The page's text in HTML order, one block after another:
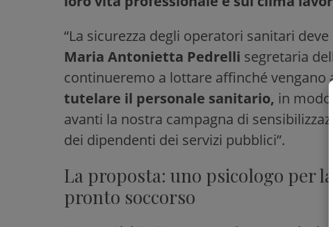
“La sicurezza degli operatori sanitari
Maria Antonietta Pedrelli segretaria
continueremo a lottare affinché
tutelare il personale sanitario, in
avanti la nostra campagna di
dei dipendenti dei servizi pubblici”.
La proposta: uno psicologo per
pronto soccorso